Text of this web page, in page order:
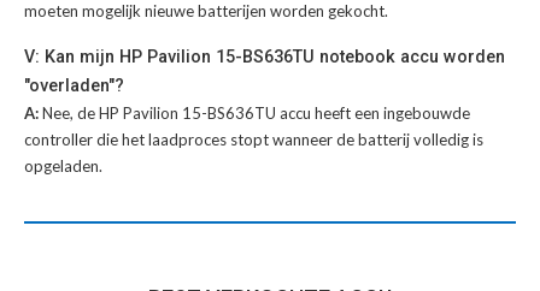
moeten mogelijk nieuwe batterijen worden gekocht.
V: Kan mijn HP Pavilion 15-BS636TU notebook accu worden
"overladen"?
A:Nee, de HP Pavilion 15-BS636TU accu heeft een ingebouwde
controller die het laadproces stopt wanneer de batterij volledig is
opgeladen.